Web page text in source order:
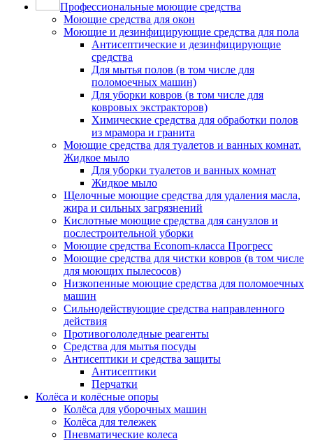
Профессиональные моющие средства
Моющие средства для окон
Моющие и дезинфицирующие средства для пола
Антисептические и дезинфицирующие
средства
Для мытья полов (в том числе для
поломоечных машин)
Для уборки ковров (в том числе для
ковровых экстракторов)
Химические средства для обработки полов
из мрамора и гранита
Моющие средства для туалетов и ванных комнат.
Жидкое мыло
Для уборки туалетов и ванных комнат
Жидкое мыло
Щелочные моющие средства для удаления масла,
жира и сильных загрязнений
Кислотные моющие средства для санузлов и
послестроительной уборки
Моющие средства Econom-класса Прогресс
Моющие средства для чистки ковров (в том числе
для моющих пылесосов)
Низкопенные моющие средства для поломоечных
машин
Сильнодействующие средства направленного
действия
Противогололедные реагенты
Средства для мытья посуды
Антисептики и средства защиты
Антисептики
Перчатки
Колёса и колёсные опоры
Колёса для уборочных машин
Колёса для тележек
Пневматические колеса